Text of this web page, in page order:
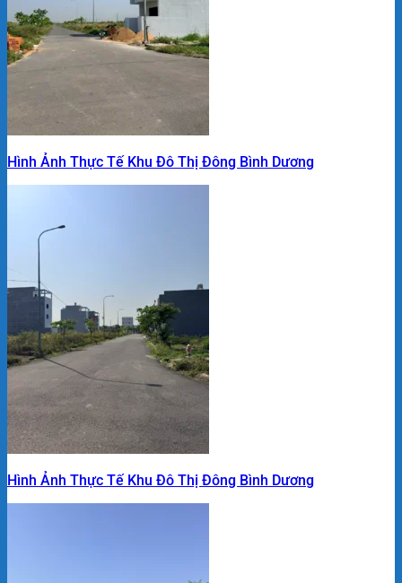
Hình Ảnh Thực Tế Khu Đô Thị Đông Bình Dương
Hình Ảnh Thực Tế Khu Đô Thị Đông Bình Dương